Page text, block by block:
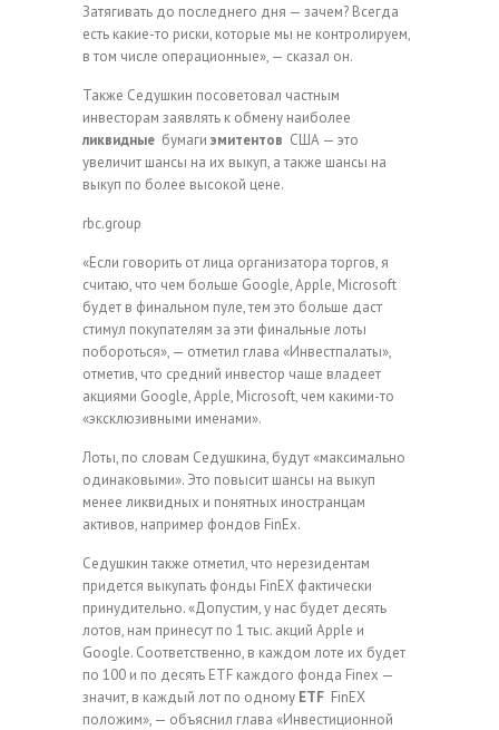
Затягивать до последнего дня — зачем? Всегда
есть какие-то риски, которые мы не контролируем,
в том числе операционные», — сказал он.
Также Седушкин посоветовал частным
инвесторам заявлять к обмену наиболее
ликвидные бумаги эмитентов США — это
увеличит шансы на их выкуп, а также шансы на
выкуп по более высокой цене.
rbc.group
«Если говорить от лица организатора торгов, я
считаю, что чем больше Google, Apple, Microsoft
будет в финальном пуле, тем это больше даст
стимул покупателям за эти финальные лоты
побороться», — отметил глава «Инвестпалаты»,
отметив, что средний инвестор чаще владеет
акциями Google, Apple, Microsoft, чем какими-то
«эксклюзивными именами».
Лоты, по словам Седушкина, будут «максимально
одинаковыми». Это повысит шансы на выкуп
менее ликвидных и понятных иностранцам
активов, например фондов FinEx.
Седушкин также отметил, что нерезидентам
придется выкупать фонды FinEX фактически
принудительно. «Допустим, у нас будет десять
лотов, нам принесут по 1 тыс. акций Apple и
Google. Соответственно, в каждом лоте их будет
по 100 и по десять ETF каждого фонда Finex —
значит, в каждый лот по одному ETF FinEX
положим», — объяснил глава «Инвестиционной